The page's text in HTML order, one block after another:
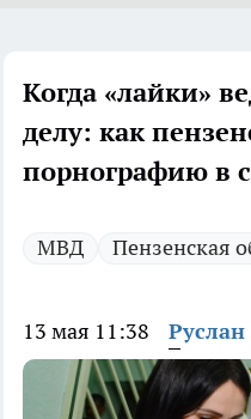
Когда «лайки»
делу: как
порнографию в
МВД Пензенская
13 мая 11:38